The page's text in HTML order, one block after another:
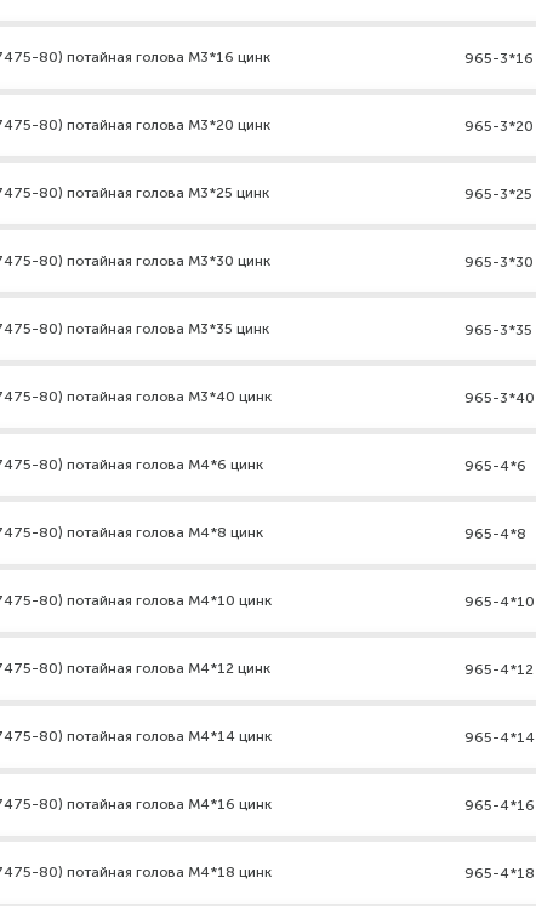
80) потайная голова М3*16 цинк 965-3*16
80) потайная голова М3*20 цинк 965-3*20
80) потайная голова М3*25 цинк 965-3*25
80) потайная голова М3*30 цинк 965-3*30
80) потайная голова М3*35 цинк 965-3*35
80) потайная голова М3*40 цинк 965-3*40
80) потайная голова М4*6 цинк 965-4*6
80) потайная голова М4*8 цинк 965-4*8
80) потайная голова М4*10 цинк 965-4*10
80) потайная голова М4*12 цинк 965-4*12
80) потайная голова М4*14 цинк 965-4*14
80) потайная голова М4*16 цинк 965-4*16
80) потайная голова М4*18 цинк 965-4*18